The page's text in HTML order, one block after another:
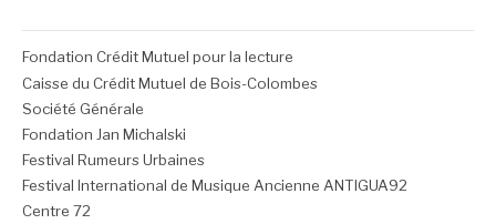
Fondation Crédit Mutuel pour la lecture
Caisse du Crédit Mutuel de Bois-Colombes
Société Générale
Fondation Jan Michalski
Festival Rumeurs Urbaines
Festival International de Musique Ancienne ANTIGUA92
Centre 72